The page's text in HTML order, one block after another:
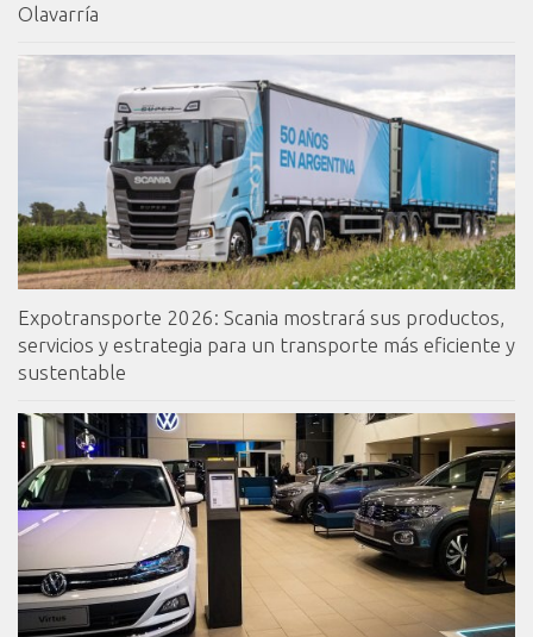
Olavarría
Expotransporte 2026: Scania mostrará sus productos,
servicios y estrategia para un transporte más eficiente y
sustentable